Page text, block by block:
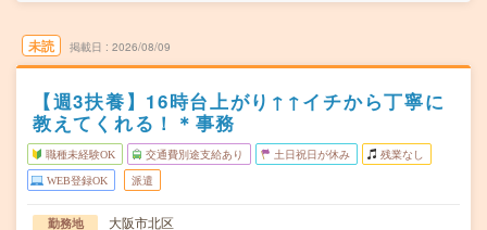
未読 掲載日 2026/08/09
【週3扶養】16時台上がり↑↑イチから丁寧に
教えてくれる！＊事務
職種未経験OK 交通費別途支給あり 土日祝日が休み 残業なし
WEB登録OK 派遣
勤務地
大阪市北区